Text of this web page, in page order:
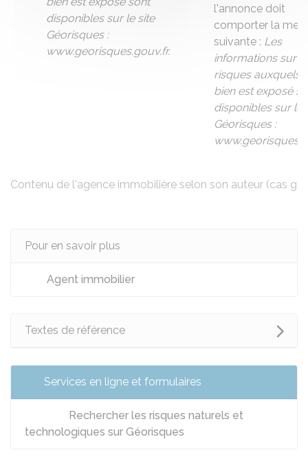
Contenu de l'agence immobilière selon son auteur (cas
disponibles sur le site
Géorisques :
www.georisques.gouv.fr.
l'annonce doit
comporter la
suivante : Les
informations sur
risques auxquels
bien est exposé
disponibles sur le
Géorisques :
Pour en savoir plus
Agent immobilier
Textes de référence
Services en ligne et formulaires
Rechercher les risques naturels et
technologiques sur Géorisques